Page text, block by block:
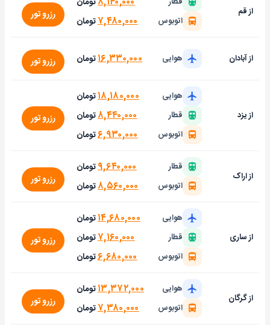
از قم
اتوبوس ۷,۴۸۰,۰۰۰تومان رزرو تور
از آبادان هوایی ۱۶,۳۳۰,۰۰۰تومان رزرو تور
از یزد
هوایی ۱۸,۱۸۰,۰۰۰تومان
قطار ۸,۴۴۰,۰۰۰تومان
اتوبوس ۶,۹۳۰,۰۰۰تومان
رزرو تور
از اراک
قطار ۹,۶۴۰,۰۰۰تومان
اتوبوس ۸,۵۶۰,۰۰۰تومان رزرو تور
از ساری
هوایی ۱۴,۶۸۰,۰۰۰تومان
قطار ۷,۱۶۰,۰۰۰تومان
اتوبوس ۶,۶۸۰,۰۰۰تومان
رزرو تور
از گرگان
هوایی ۱۳,۳۷۲,۰۰۰تومان
اتوبوس ۷,۳۸۰,۰۰۰تومان رزرو تور